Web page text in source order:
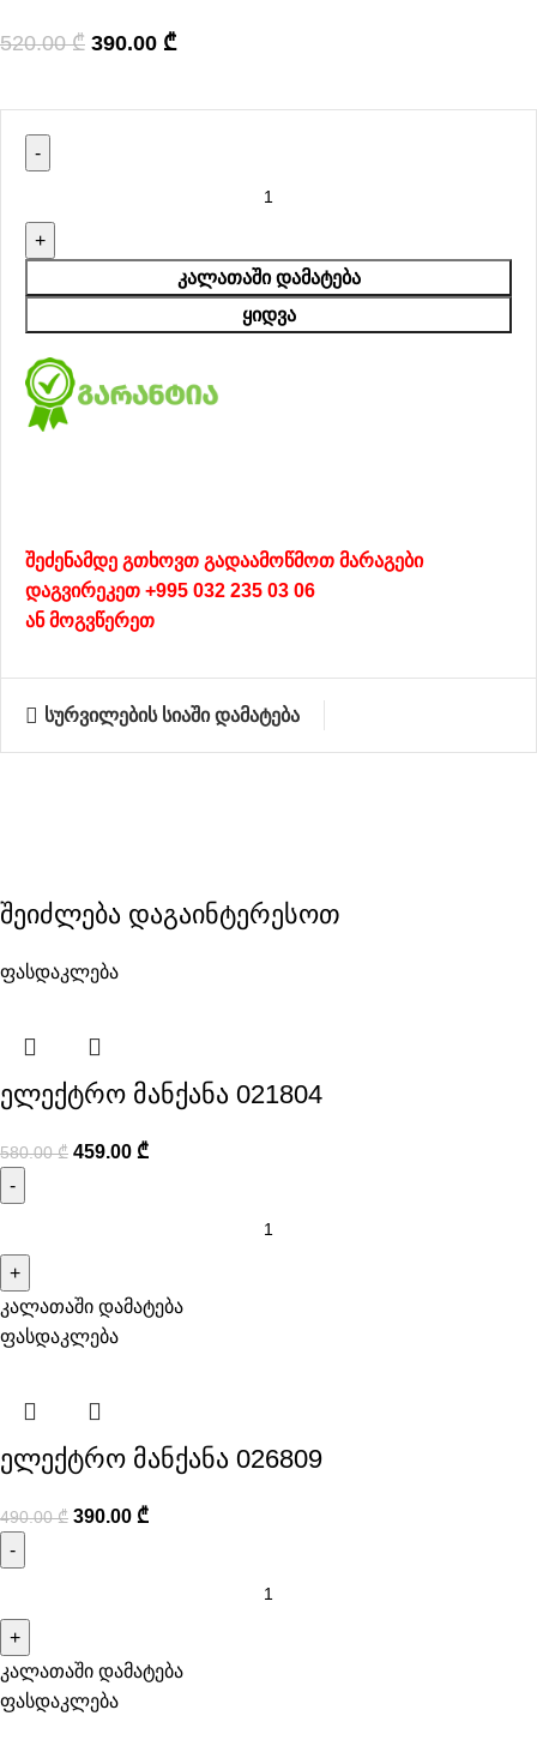
520.00₾ 390.00 ₾
ᲙᲐᲚᲐᲗᲐᲨᲘ ᲓᲐᲛᲐᲢᲔᲑᲐ
ᲧᲘᲓᲕᲐ
შეძენამდე გთხოვთ გადაამოწმოთ მარაგები
დაგვირეკეთ +995 032 235 03 06
ანმოგვწერეთ
სურვილების სიაში დამატება
შეიძლება დაგაინტერესოთ
ფასდაკლება
ელექტრო მანქანა 021804
580.00₾ 459.00 ₾
კალათაში დამატება
ფასდაკლება
ელექტრო მანქანა 026809
490.00₾ 390.00 ₾
კალათაში დამატება
ფასდაკლება